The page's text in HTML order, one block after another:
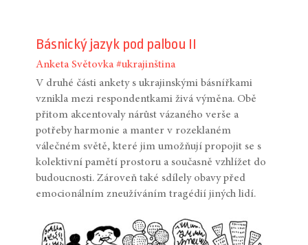
Básnický jazyk pod palbou II
Anketa Světovka #ukrajinština
V druhé části ankety s ukrajinskými básnířkami
vznikla mezi respondentkami živá výměna. Obě
přitom akcentovaly nárůst vázaného verše a
potřeby harmonie a manter v rozeklaném
válečném světě, které jim umožňují propojit se s
kolektivní pamětí prostoru a současně vzhlížet do
budoucnosti. Zároveň také sdílely obavy před
emocionálním zneužíváním tragédií jiných lidí.